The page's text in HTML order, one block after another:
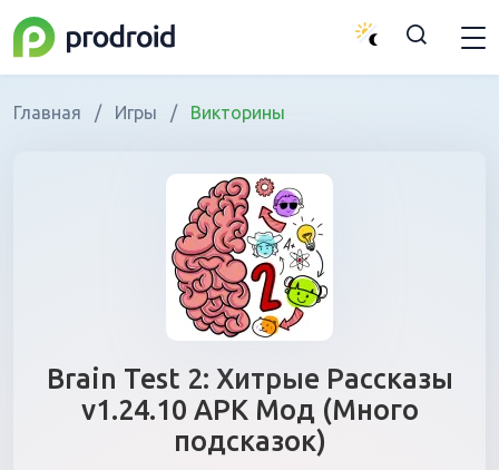
Главная / Игры / Викторины
Brain Test 2: Хитрые Рассказы
v1.24.10 APK Мод (Много
подсказок)